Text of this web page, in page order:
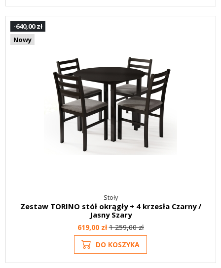
-640,00 zł
Nowy
Stoły
Zestaw TORINO stół okrągły + 4 krzesła Czarny /
Jasny Szary
619,00 zł1 259,00 zł
DO KOSZYKA